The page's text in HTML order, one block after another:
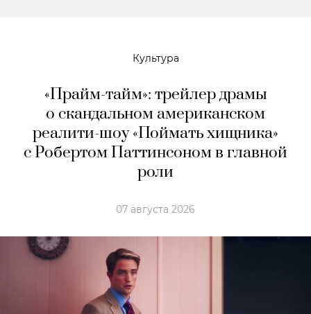
Культура
«Прайм-тайм»: трейлер драмы
о скандальном американском
реалити-шоу «Поймать хищника»
с Робертом Паттинсоном в главной
роли
07 августа 2026